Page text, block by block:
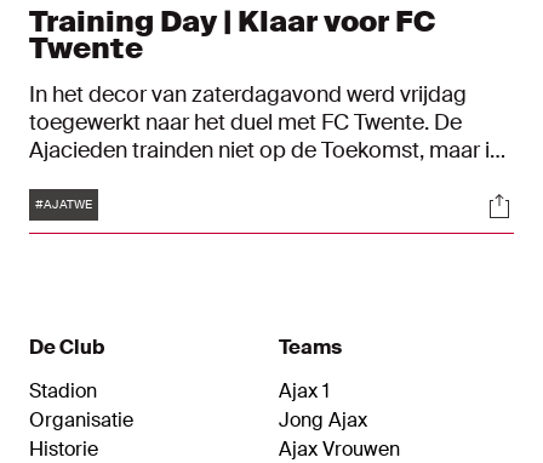
Training Day | Klaar voor FC
Twente
In het decor van zaterdagavond werd vrijdag
toegewerkt naar het duel met FC Twente. De
Ajacieden trainden niet op de Toekomst, maar in
eerste thuiswedstrijd van 2023.
Tags
#AJATWE
De Club
Stadion
Organisatie
Historie
Teams
Ajax 1
Jong Ajax
Ajax Vrouwen